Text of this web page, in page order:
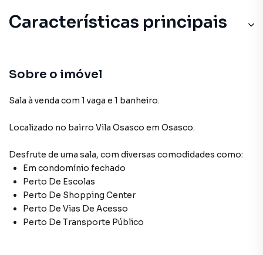
Características principais
Sobre o imóvel
Sala à venda com 1 vaga e 1 banheiro.
Localizado no bairro Vila Osasco em Osasco.
Desfrute de uma sala, com diversas comodidades como:
Em condomínio fechado
Perto De Escolas
Perto De Shopping Center
Perto De Vias De Acesso
Perto De Transporte Público